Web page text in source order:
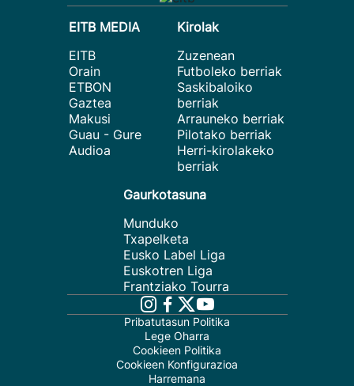
EITB MEDIA
EITB
Orain
ETBON
Gaztea
Makusi
Guau - Gure
Audioa
Kirolak
Zuzenean
Futboleko berriak
Saskibaloiko
berriak
Arrauneko berriak
Pilotako berriak
Herri-kirolakeko
berriak
Gaurkotasuna
Munduko
Txapelketa
Eusko Label Liga
Euskotren Liga
Frantziako Tourra
Pribatutasun Politika
Lege Oharra
Cookieen Politika
Cookieen Konfigurazioa
Harremana